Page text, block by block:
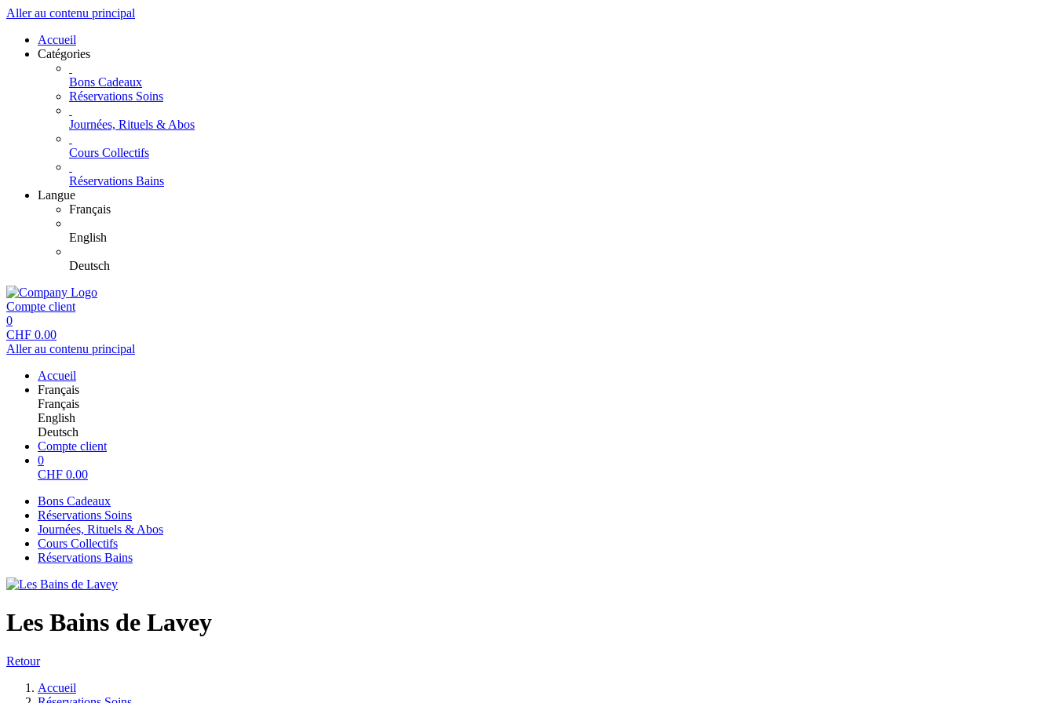
Aller au contenu principal
Accueil
Catégories
Bons Cadeaux
Réservations Soins
Journées, Rituels & Abos
Cours Collectifs
Réservations Bains
Langue
Français
English
Deutsch
Compte client
0
CHF 0.00
Aller au contenu principal
Accueil
Français
Français
English
Deutsch
Compte client
0
CHF 0.00
Bons Cadeaux
Réservations Soins
Journées, Rituels & Abos
Cours Collectifs
Réservations Bains
Les Bains de Lavey
Retour
Accueil